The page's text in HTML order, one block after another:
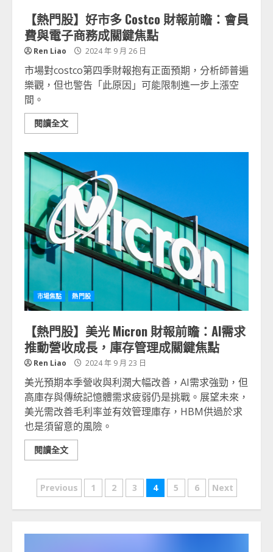
【熱門股】好市多 Costco 財報前瞻：會員
費與電子商務成關鍵焦點
Ren Liao 2024 年 9 月 26 日
市場對costco第四季財報抱有正面預期，分析師普遍
樂觀，但也警告「此原因」可能限制進一步上漲空
間。
閱讀全文
市場焦點 熱門股
【熱門股】美光 Micron 財報前瞻：AI需求
推動營收成長，庫存管理成關鍵焦點
Ren Liao 2024 年 9 月 23 日
美光預期本季營收與利潤大幅改善，AI需求強勁，但
高庫存與傳統記憶體需求疲弱仍是挑戰。展望未來，
美光需改善毛利率並有效管理庫存，HBM供過於求
也是須留意的風險。
閱讀全文
文
章
分
Previous 1 2 3 4 5 6 Next